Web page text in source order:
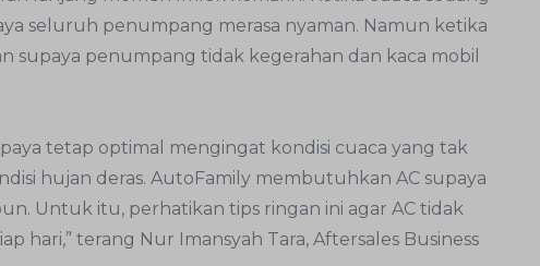
seluruh penumpang merasa nyaman. Namun ketika
supaya penumpang tidak kegerahan dan kaca mobil
tetap optimal mengingat kondisi cuaca yang tak
hujan deras. AutoFamily membutuhkan AC supaya
Untuk itu, perhatikan tips ringan ini agar AC tidak
hari,” terang Nur Imansyah Tara, Aftersales Business